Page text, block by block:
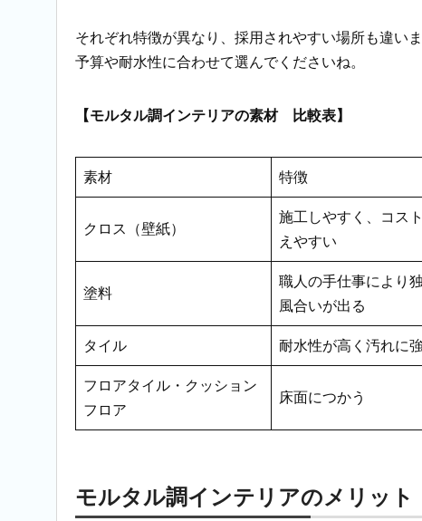
それぞれ特徴が異なり、採用されやすい場所も違いま
予算や耐水性に合わせて選んでくださいね。
【モルタル調インテリアの素材 比較表】
素材 特徴
クロス（壁紙）
施工しやすく、コス
えやすい
塗料
職人の手仕事により
風合いが出る
タイル 耐水性が高く汚れに
フロアタイル・クッション
フロア
床面につかう
モルタル調インテリアのメリット